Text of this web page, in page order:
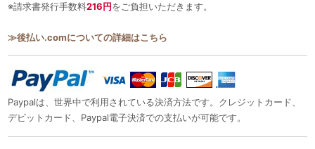
※請求書発行手数料216円をご負担いただきます。
≫後払い.comについての詳細はこちら
Paypalは、世界中で利用されている決済方法です。クレジットカード、
デビットカード、Paypal電子決済での支払いが可能です。